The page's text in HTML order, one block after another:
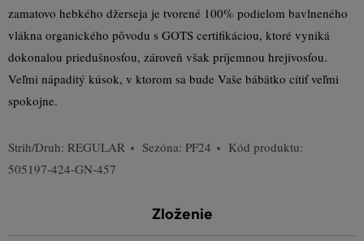
zamatovo hebkého džerseja je tvorené 100% podielom bavlneného
vlákna organického pôvodu s GOTS certifikáciou, ktoré vyniká
dokonalou priedušnosťou, zároveň však príjemnou hrejivosťou.
Veľmi nápaditý kúsok, v ktorom sa bude Vaše bábätko cítiť veľmi
spokojne.
Strih/Druh: REGULAR Sezóna: PF24
Kód produktu:
505197-424-GN-457
Zloženie